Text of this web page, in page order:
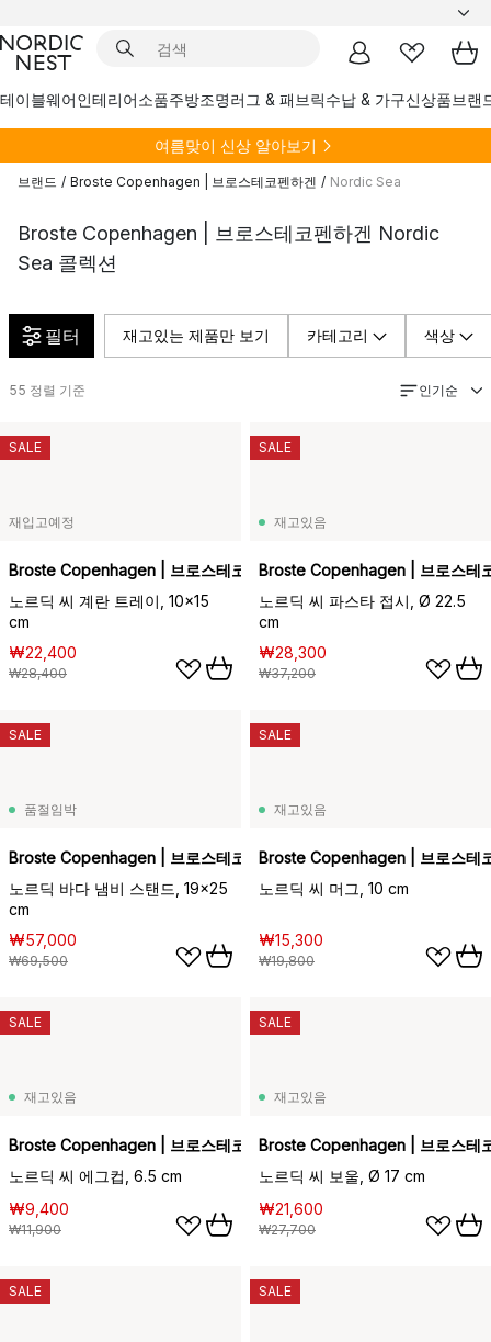
테이블웨어인테리어소품주방조명러그 & 패브릭수납 & 가구신상품브랜
여름맞이 신상 알아보기
브랜드 / Broste Copenhagen | 브로스테코펜하겐 / Nordic Sea
Broste Copenhagen | 브로스테코펜하겐 Nordic
Sea 콜렉션
필터 재고있는 제품만 보기 카테고리 색상
55 정렬 기준 인기순
재입고예정
Broste Copenhagen | 브로스테코펜하겐
노르딕 씨 계란 트레이, 10x15
cm
₩22,400
₩28,400
SALE
재고있음
Broste Copenhagen | 브로스테
노르딕 씨 파스타 접시, Ø 22.5
cm
₩28,300
₩37,200
SALE
품절임박
Broste Copenhagen | 브로스테코펜하겐
노르딕 바다 냄비 스탠드, 19x25
cm
₩57,000
₩69,500
SALE
재고있음
Broste Copenhagen | 브로스테
노르딕 씨 머그, 10 cm
₩15,300
₩19,800
SALE
재고있음
Broste Copenhagen | 브로스테코펜하겐
노르딕 씨 에그컵, 6.5 cm
₩9,400
₩11,900
SALE
재고있음
Broste Copenhagen | 브로스테
노르딕 씨 보울, Ø 17 cm
₩21,600
₩27,700
SALE
SALE SALE